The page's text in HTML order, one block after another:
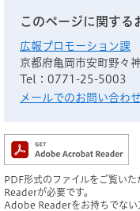
このページに関する
広報プロモーション課
京都府亀岡市安町野々
Tel：0771-25-5003
メールでのお問い合わ
PDF形式のファイルをご覧い
Readerが必要です。
Adobe Readerをお持ちでない